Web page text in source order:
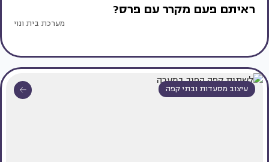
ראיתם פעם מקרר עם פרס?
מערכת בית ונוי
עיצוב מסעדות ובתי קפה